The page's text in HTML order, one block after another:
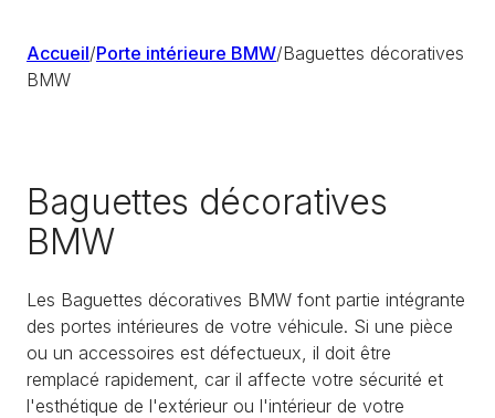
Accueil/Porte intérieure BMW/Baguettes décoratives
BMW
Baguettes décoratives
BMW
Les Baguettes décoratives BMW font partie intégrante
des portes intérieures de votre véhicule. Si une pièce
ou un accessoires est défectueux, il doit être
remplacé rapidement, car il affecte votre sécurité et
l'esthétique de l'extérieur ou l'intérieur de votre